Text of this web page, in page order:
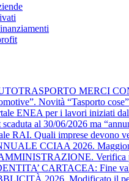
MERCI
Novità “Tasporto
ENEA per i lavori iniziati
scaduta al 30/06/2026 ma
RAI. Quali imprese devono
CCIAA 2026.
Verifica
CARTACEA: Fine